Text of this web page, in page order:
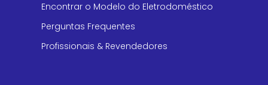
Encontrar o Modelo do Eletrodoméstico
Perguntas Frequentes
Profissionais & Revendedores